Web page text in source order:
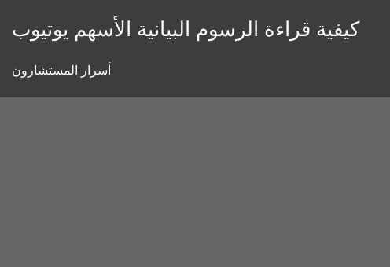
كيفية قراءة الرسوم البيانية الأسهم يوتيوب
أسرار المستشارون